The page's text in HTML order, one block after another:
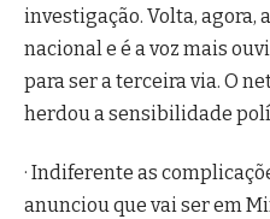
investigação. Volta, agora,
nacional e é a voz mais
para ser a terceira via. O
herdou a sensibilidade
· Indiferente as
anunciou que vai ser em